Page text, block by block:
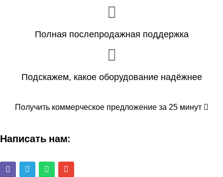
Полная послепродажная поддержка
Подскажем, какое оборудование надёжнее
Получить коммерческое предложение за 25 минут
Написать нам: